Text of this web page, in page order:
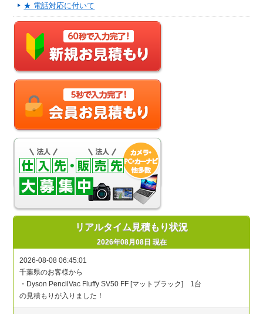
★ 電話対応に付いて
リアルタイム見積もり状況
2026年08月08日 現在